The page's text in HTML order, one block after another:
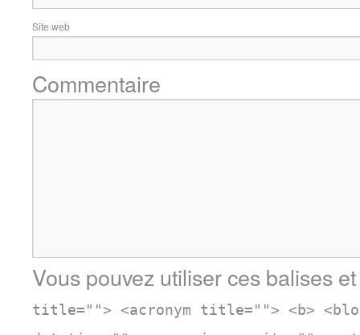
Site web
Commentaire
Vous pouvez utiliser ces balises
title=""> <acronym title=""> <b>